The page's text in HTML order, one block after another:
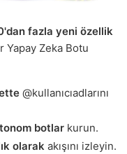
fazla yeni özellik
Yapay Zeka Botu
@kullanıcıadlarını
botlar kurun.
olarak akışını izleyin.